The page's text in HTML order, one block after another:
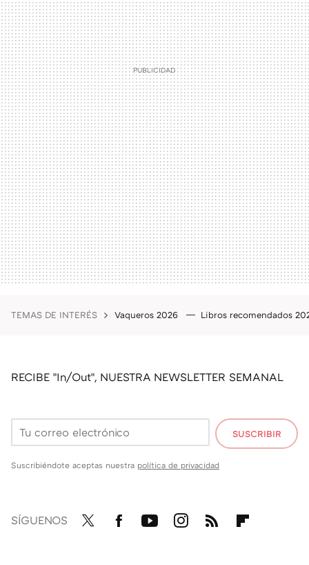
TEMAS DE INTERÉS Vaqueros 2026 Libros recomendados
RECIBE "In/Out", NUESTRA NEWSLETTER SEMANAL
SUSCRIBIR
Suscribiéndote aceptas nuestra política de privacidad
SÍGUENOS